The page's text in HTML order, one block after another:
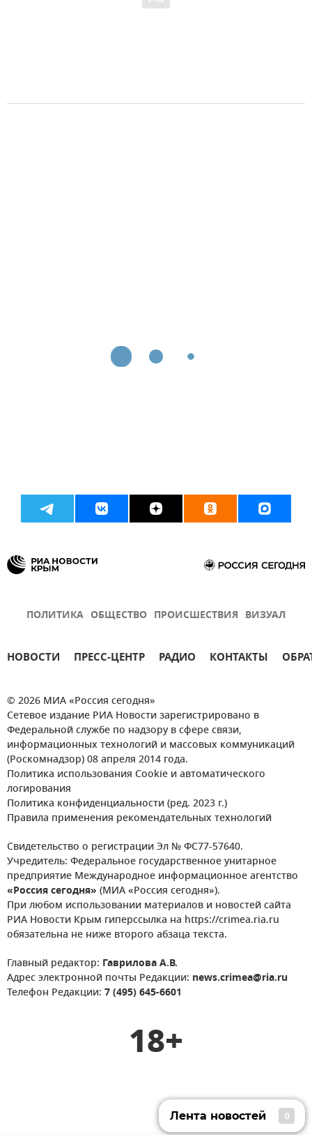
ПОЛИТИКА ОБЩЕСТВО ПРОИСШЕСТВИЯ ВИЗУАЛ
НОВОСТИ ПРЕСС-ЦЕНТР РАДИО КОНТАКТЫ
© 2026 МИА «Россия сегодня»
Сетевое издание РИА Новости зарегистрировано в
Федеральной службе по надзору в сфере связи,
информационных технологий и массовых коммуникаций
(Роскомнадзор) 08 апреля 2014 года.
Политика использования Cookie и автоматического
логирования
Политика конфиденциальности (ред. 2023 г.)
Правила применения рекомендательных технологий
Свидетельство о регистрации Эл № ФС77-57640.
Учредитель: Федеральное государственное унитарное
предприятие Международное информационное агентство
«Россия сегодня» (МИА «Россия сегодня»).
При любом использовании материалов и новостей сайта
РИА Новости Крым гиперссылка на https://crimea.ria.ru
обязательна не ниже второго абзаца текста.
Главный редактор: Гаврилова А.В.
Адрес электронной почты Редакции: news.crimea@ria.ru
Телефон Редакции: 7 (495) 645-6601
18+
Лента новостей 0